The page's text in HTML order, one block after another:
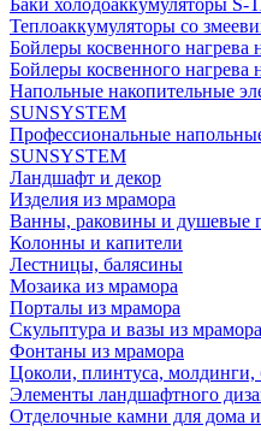
Баки холодоаккумуляторы S-
Теплоаккумуляторы со
Бойлеры косвенного
Бойлеры косвенного
Напольные накопительные
SUNSYSTEM
Профессиональные
SUNSYSTEM
Ландшафт и декор
Изделия из мрамора
Ванны, раковины и душевые
Колонны и капители
Лестницы, балясины
Мозаика из мрамора
Порталы из мрамора
Скульптура и вазы из мрамора
Фонтаны из мрамора
Цоколи, плинтуса,
Элементы ландшафтного
Отделочные камни для дома